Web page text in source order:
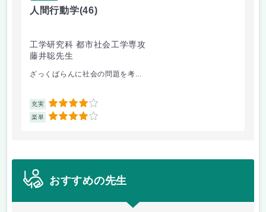
人間行動学(46)
工学研究科 都市社会工学専攻
藤井聡先生
ざっくばらんに社会の問題を考...
充実 4
楽単 4
おすすめの先生